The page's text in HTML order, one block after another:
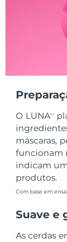
O LUNATM
máscaras,
funcionam
indicam
produtos.
Com base em
Suave e
As cerdas
Coreia do
Suíça
Taiwan
Tailândia
Turquia
Emirados
Unidos